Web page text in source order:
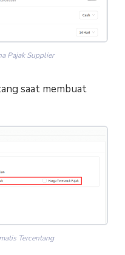
Pajak Supplier
saat membuat
Tercentang